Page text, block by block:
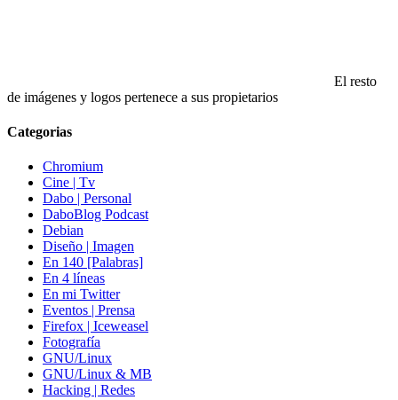
El resto
de imágenes y logos pertenece a sus propietarios
Categorias
Chromium
Cine | Tv
Dabo | Personal
DaboBlog Podcast
Debian
Diseño | Imagen
En 140 [Palabras]
En 4 líneas
En mi Twitter
Eventos | Prensa
Firefox | Iceweasel
Fotografía
GNU/Linux
GNU/Linux & MB
Hacking | Redes